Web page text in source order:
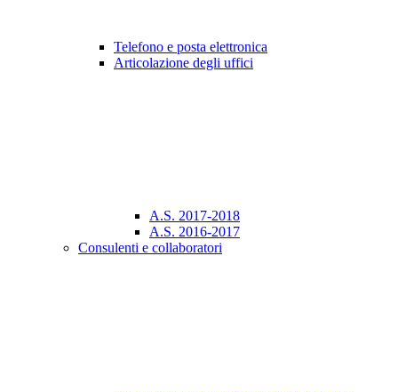
Telefono e posta elettronica
Articolazione degli uffici
A.S. 2017-2018
A.S. 2016-2017
Consulenti e collaboratori